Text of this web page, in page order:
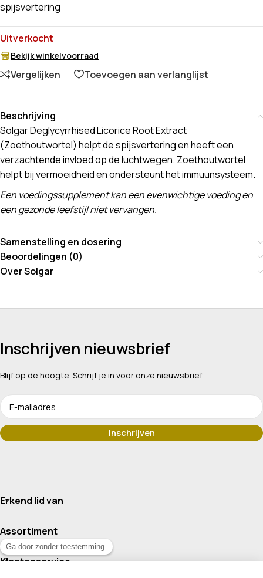
spijsvertering
Uitverkocht
Bekijk winkelvoorraad
Vergelijken Toevoegen aan verlanglijst
Beschrijving
Solgar Deglycyrrhised Licorice Root Extract
(Zoethoutwortel) helpt de spijsvertering en heeft een
verzachtende invloed op de luchtwegen. Zoethoutwortel
helpt bij vermoeidheid en ondersteunt het immuunsysteem.
Een voedingssupplement kan een evenwichtige voeding en
een gezonde leefstijl niet vervangen.
Samenstelling en dosering
Beoordelingen (0)
Over Solgar
Inschrijven nieuwsbrief
Blijf op de hoogte. Schrijf je in voor onze nieuwsbrief.
Erkend lid van
Assortiment
Klantenservice